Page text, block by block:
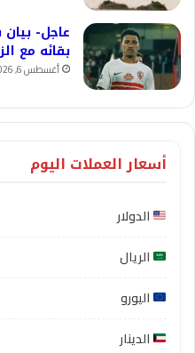
عاجل-
بقائه مع
أغسطس 6, 2026
أسعار العملات اليوم
الدولار
الريال
اليورو
الدينار